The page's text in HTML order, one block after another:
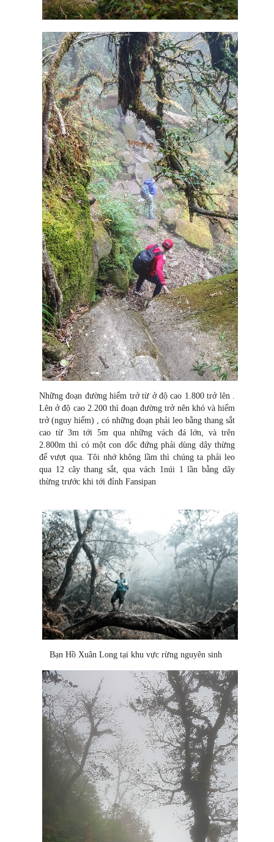
Những đoạn đường hiểm trở từ ở độ cao 1.800 trở lên .
Lên ở độ cao 2.200 thì đoạn đường trở nên khó và hiểm
trở (nguy hiểm) , có những đoạn phải leo bằng thang sắt
cao từ 3m tới 5m qua những vách đá lớn, và trên
2.800m thì có một con dốc đứng phải dùng dây thừng
để vượt qua. Tôi nhớ không lầm thì chúng ta phải leo
qua 12 cây thang sắt, qua vách 1núi 1 lần bằng dây
thừng trước khi tới đỉnh Fansipan
Bạn Hồ Xuân Long tại khu vực rừng nguyên sinh